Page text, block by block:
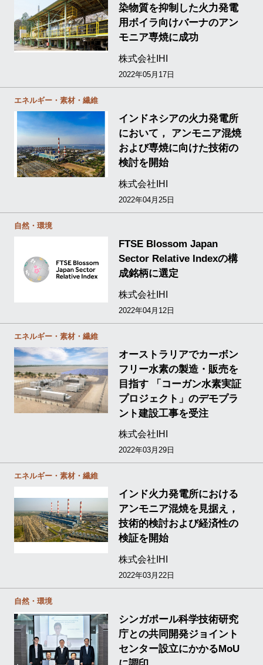
染物質を抑制した火力発電
用ボイラ向けバーナのアン
モニア専焼に成功
株式会社IHI
2022年05月17日
エネルギー・素材・繊維
インドネシアの火力発電所
において， アンモニア混焼
および専焼に向けた技術の
検討を開始
株式会社IHI
2022年04月25日
自然・環境
FTSE Blossom Japan
Sector Relative Indexの構
成銘柄に選定
株式会社IHI
2022年04月12日
エネルギー・素材・繊維
オーストラリアでカーボン
フリー水素の製造・販売を
目指す 「コーガン水素実証
プロジェクト」のデモプラ
ント建設工事を受注
株式会社IHI
2022年03月29日
エネルギー・素材・繊維
インド火力発電所における
アンモニア混焼を見据え，
技術的検討および経済性の
検証を開始
株式会社IHI
2022年03月22日
自然・環境
シンガポール科学技術研究
庁との共同開発ジョイント
センター設立にかかるMoU